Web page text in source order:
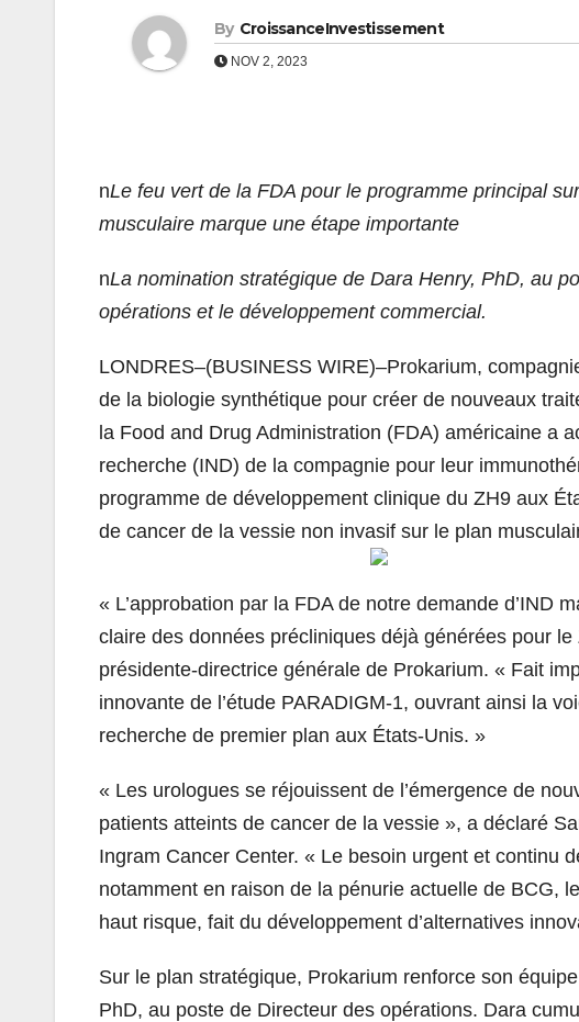
By CroissanceInvestissement
NOV 2, 2023
nLe feu vert de la FDA pour le programme principal
musculaire marque une étape importante
nLa nomination stratégique de Dara Henry, PhD, au
opérations et le développement commercial.
LONDRES–(BUSINESS WIRE)–Prokarium,
de la biologie synthétique pour créer de nouveaux
la Food and Drug Administration (FDA) américaine a
recherche (IND) de la compagnie pour leur
programme de développement clinique du ZH9 aux
de cancer de la vessie non invasif sur le plan
« L’approbation par la FDA de notre demande d’IND
claire des données précliniques déjà générées pour
présidente-directrice générale de Prokarium. « Fait
innovante de l’étude PARADIGM-1, ouvrant ainsi la
recherche de premier plan aux États-Unis. »
« Les urologues se réjouissent de l’émergence de
patients atteints de cancer de la vessie », a déclaré
Ingram Cancer Center. « Le besoin urgent et continu
notamment en raison de la pénurie actuelle de BCG,
haut risque, fait du développement d’alternatives
Sur le plan stratégique, Prokarium renforce son
PhD, au poste de Directeur des opérations. Dara